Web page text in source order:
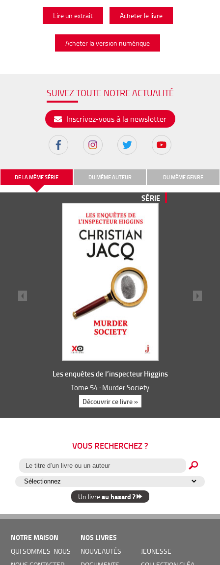
Lire un extrait Acheter le livre
Acheter la version numérique
SUIVEZ TOUTE NOTRE ACTUALITÉ
Inscrivez-vous à la newsletter
DE LA MÊME SÉRIE DU MÊME AUTEUR DU MÊME GENRE
SÉRIE
Les enquêtes de l’inspecteur Higgins
Tome 54 : Murder Society
Découvrir ce livre »
VOUS RECHERCHEZ ?
Un livreau hasard ?
NOTRE MAISON
QUI SOMMES-NOUS
NOS LIVRES
NOUVEAUTÉS
JEUNESSE